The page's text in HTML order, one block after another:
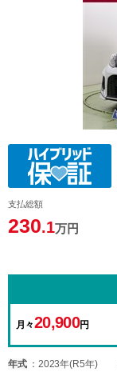
支払総額
230.1万円
月々20,900円
年式 2023年(R5年)